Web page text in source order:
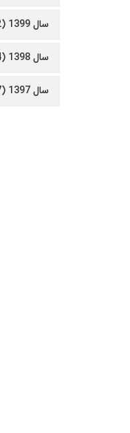
سال 1399 (152)
سال 1398 (224)
سال 1397 (77)